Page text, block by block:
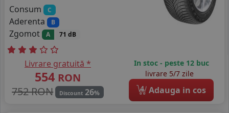
Consum
C
Aderenta B
Zgomot A 71 dB
Livrare gratuită *
554 RON
752 RON
Discount 26%
In stoc - peste 12 buc
livrare 5/7 zile
4 Adauga in cos